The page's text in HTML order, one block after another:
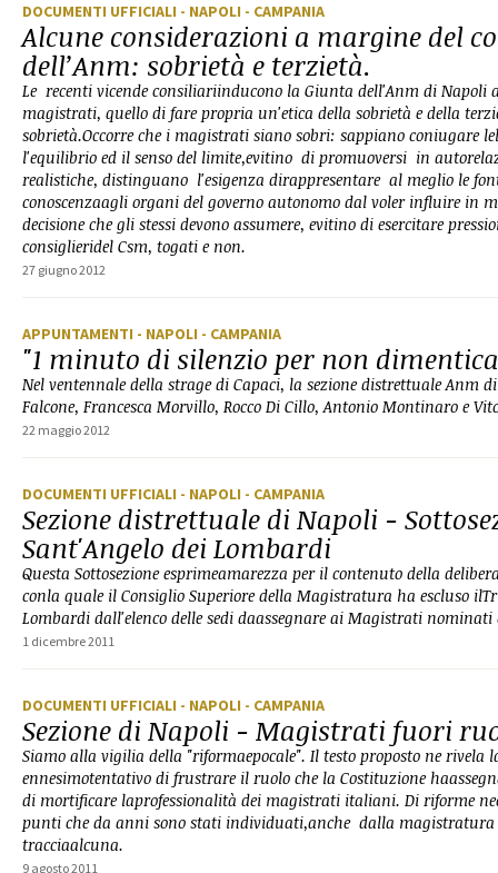
DOCUMENTI UFFICIALI - NAPOLI - CAMPANIA
Alcune considerazioni a margine del
dell’Anm: sobrietà e terzietà.
Le recenti vicende consiliariinducono la Giunta dell'Anm di
magistrati, quello di fare propria un'etica della sobrietà e della
sobrietà.Occorre che i magistrati siano sobri: sappiano coniugare
l'equilibrio ed il senso del limite,evitino di promuoversi in
realistiche, distinguano l'esigenza dirappresentare al meglio le
conoscenzaagli organi del governo autonomo dal voler influire in
decisione che gli stessi devono assumere, evitino di esercitare
consiglieridel Csm, togati e non.
27 giugno 2012
APPUNTAMENTI - NAPOLI - CAMPANIA
"1 minuto di silenzio per non
Nel ventennale della strage di Capaci, la sezione distrettuale Anm
Falcone, Francesca Morvillo, Rocco Di Cillo, Antonio Montinaro e
22 maggio 2012
DOCUMENTI UFFICIALI - NAPOLI - CAMPANIA
Sezione distrettuale di Napoli -
Sant'Angelo dei Lombardi
Questa Sottosezione esprimeamarezza per il contenuto della
conla quale il Consiglio Superiore della Magistratura ha escluso
Lombardi dall'elenco delle sedi daassegnare ai Magistrati nominati
1 dicembre 2011
DOCUMENTI UFFICIALI - NAPOLI - CAMPANIA
Sezione di Napoli - Magistrati fuori
Siamo alla vigilia della "riformaepocale". Il testo proposto ne rivela
ennesimotentativo di frustrare il ruolo che la Costituzione
di mortificare laprofessionalità dei magistrati italiani. Di riforme
punti che da anni sono stati individuati,anche dalla magistratura
tracciaalcuna.
9 agosto 2011